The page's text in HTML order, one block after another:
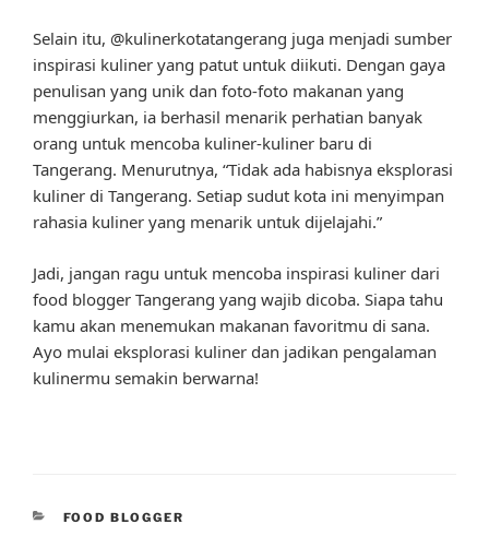
Selain itu, @kulinerkotatangerang juga menjadi sumber
inspirasi kuliner yang patut untuk diikuti. Dengan gaya
penulisan yang unik dan foto-foto makanan yang
menggiurkan, ia berhasil menarik perhatian banyak
orang untuk mencoba kuliner-kuliner baru di
Tangerang. Menurutnya, “Tidak ada habisnya eksplorasi
kuliner di Tangerang. Setiap sudut kota ini menyimpan
rahasia kuliner yang menarik untuk dijelajahi.”
Jadi, jangan ragu untuk mencoba inspirasi kuliner dari
food blogger Tangerang yang wajib dicoba. Siapa tahu
kamu akan menemukan makanan favoritmu di sana.
Ayo mulai eksplorasi kuliner dan jadikan pengalaman
kulinermu semakin berwarna!
CATEGORIES
FOOD BLOGGER